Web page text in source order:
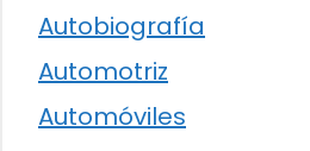
Autobiografía
Automotriz
Automóviles